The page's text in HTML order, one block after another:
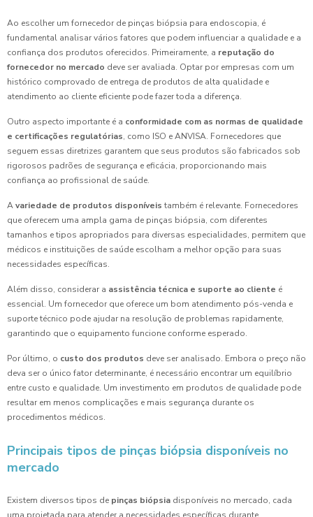
Ao escolher um fornecedor de pinças biópsia para endoscopia, é
fundamental analisar vários fatores que podem influenciar a qualidade e a
confiança dos produtos oferecidos. Primeiramente, a reputação do
fornecedor no mercado deve ser avaliada. Optar por empresas com um
histórico comprovado de entrega de produtos de alta qualidade e
atendimento ao cliente eficiente pode fazer toda a diferença.
Outro aspecto importante é a conformidade com as normas de qualidade
e certificações regulatórias, como ISO e ANVISA. Fornecedores que
seguem essas diretrizes garantem que seus produtos são fabricados sob
rigorosos padrões de segurança e eficácia, proporcionando mais
confiança ao profissional de saúde.
Avariedade de produtos disponíveis também é relevante. Fornecedores
que oferecem uma ampla gama de pinças biópsia, com diferentes
tamanhos e tipos apropriados para diversas especialidades, permitem que
médicos e instituições de saúde escolham a melhor opção para suas
necessidades específicas.
Além disso, considerar a assistência técnica e suporte ao cliente é
essencial. Um fornecedor que oferece um bom atendimento pós-venda e
suporte técnico pode ajudar na resolução de problemas rapidamente,
garantindo que o equipamento funcione conforme esperado.
Por último, o custo dos produtos deve ser analisado. Embora o preço não
deva ser o único fator determinante, é necessário encontrar um equilíbrio
entre custo e qualidade. Um investimento em produtos de qualidade pode
resultar em menos complicações e mais segurança durante os
procedimentos médicos.
Principais tipos de pinças biópsia disponíveis no
mercado
Existem diversos tipos de pinças biópsia disponíveis no mercado, cada